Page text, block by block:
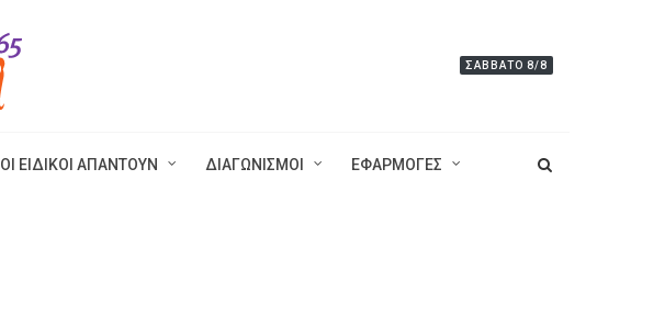
ΣΆΒΒΑΤΟ 8/8
ΟΙ ΕΙΔΙΚΟΙ ΑΠΑΝΤΟΥΝ ΔΙΑΓΩΝΙΣΜΟΙ ΕΦΑΡΜΟΓΕΣ